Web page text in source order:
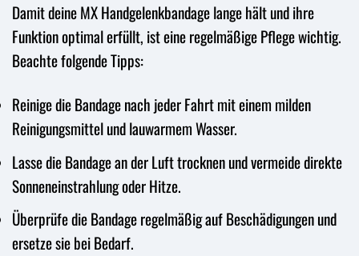
Damit deine MX Handgelenkbandage lange hält und ihre
Funktion optimal erfüllt, ist eine regelmäßige Pflege wichtig.
Beachte folgende Tipps:
Reinige die Bandage nach jeder Fahrt mit einem milden
Reinigungsmittel und lauwarmem Wasser.
Lasse die Bandage an der Luft trocknen und vermeide direkte
Sonneneinstrahlung oder Hitze.
Überprüfe die Bandage regelmäßig auf Beschädigungen und
ersetze sie bei Bedarf.